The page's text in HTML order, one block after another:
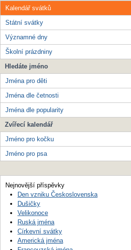
Kalendář svátků
Státní svátky
Významné dny
Školní prázdniny
Hledáte jméno
Jména pro děti
Jména dle četnosti
Jména dle popularity
Zvířecí kalendář
Jméno pro kočku
Jméno pro psa
Nejnovější příspěvky
Den vzniku Československa
Dušičky
Velikonoce
Ruská jména
Církevní svátky
Americká jména